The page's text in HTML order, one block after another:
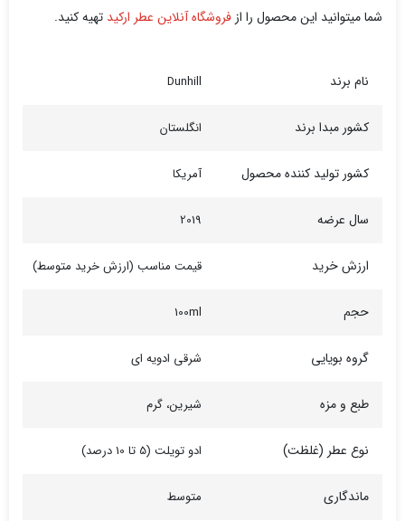
شما میتوانید این محصول را از فروشگاه آنلاین عطر ارکید تهیه کنید.
نام برند Dunhill
کشور مبدا برند انگلستان
کشور تولید کننده محصول آمریکا
سال عرضه 2019
ارزش خرید قیمت مناسب (ارزش خرید متوسط)
حجم 100ml
گروه بویایی شرقی ادویه ای
طبع و مزه شیرین، گرم
نوع عطر (غلظت) ادو تویلت (5 تا 10 درصد)
ماندگاری متوسط